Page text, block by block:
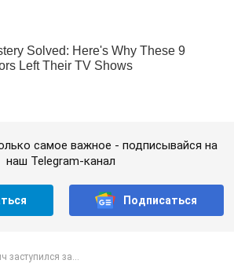
самое важное - подписывайся на
наш Telegram-канал
Подписаться
заступился за...